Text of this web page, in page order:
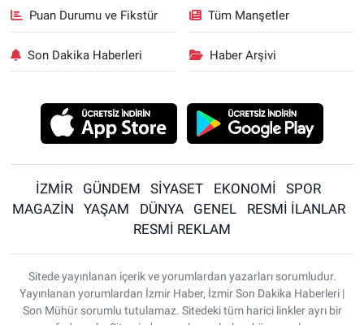
Puan Durumu ve Fikstür Tüm Manşetler
Son Dakika Haberleri Haber Arşivi
İZMİR GÜNDEM SİYASET EKONOMİ
SPOR
MAGAZİN
YAŞAM DÜNYA GENEL
RESMİ İLANLAR
RESMİ REKLAM
Sitede yayınlanan içerik ve yorumlardan yazarları sorumludur.
Yayınlanan yorumlardan İzmir Haber, İzmir Son Dakika Haberleri |
Son Mühür sorumlu tutulamaz. Sitedeki tüm harici linkler ayrı bir